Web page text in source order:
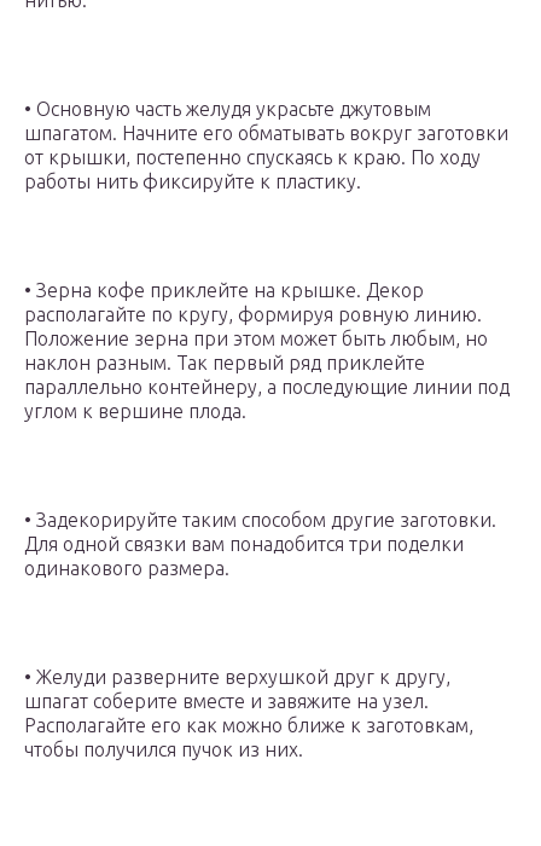
• Основную часть желудя украсьте джутовым
шпагатом. Начните его обматывать вокруг заготовки
от крышки, постепенно спускаясь к краю. По ходу
работы нить фиксируйте к пластику.
• Зерна кофе приклейте на крышке. Декор
располагайте по кругу, формируя ровную линию.
Положение зерна при этом может быть любым, но
наклон разным. Так первый ряд приклейте
параллельно контейнеру, а последующие линии под
углом к вершине плода.
• Задекорируйте таким способом другие заготовки.
Для одной связки вам понадобится три поделки
одинакового размера.
• Желуди разверните верхушкой друг к другу,
шпагат соберите вместе и завяжите на узел.
Располагайте его как можно ближе к заготовкам,
чтобы получился пучок из них.